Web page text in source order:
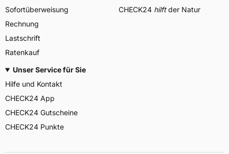
Sofortüberweisung
Rechnung
Lastschrift
Ratenkauf
CHECK24 hilftder Natur
Unser Service für Sie
Hilfe und Kontakt
CHECK24 App
CHECK24 Gutscheine
CHECK24 Punkte